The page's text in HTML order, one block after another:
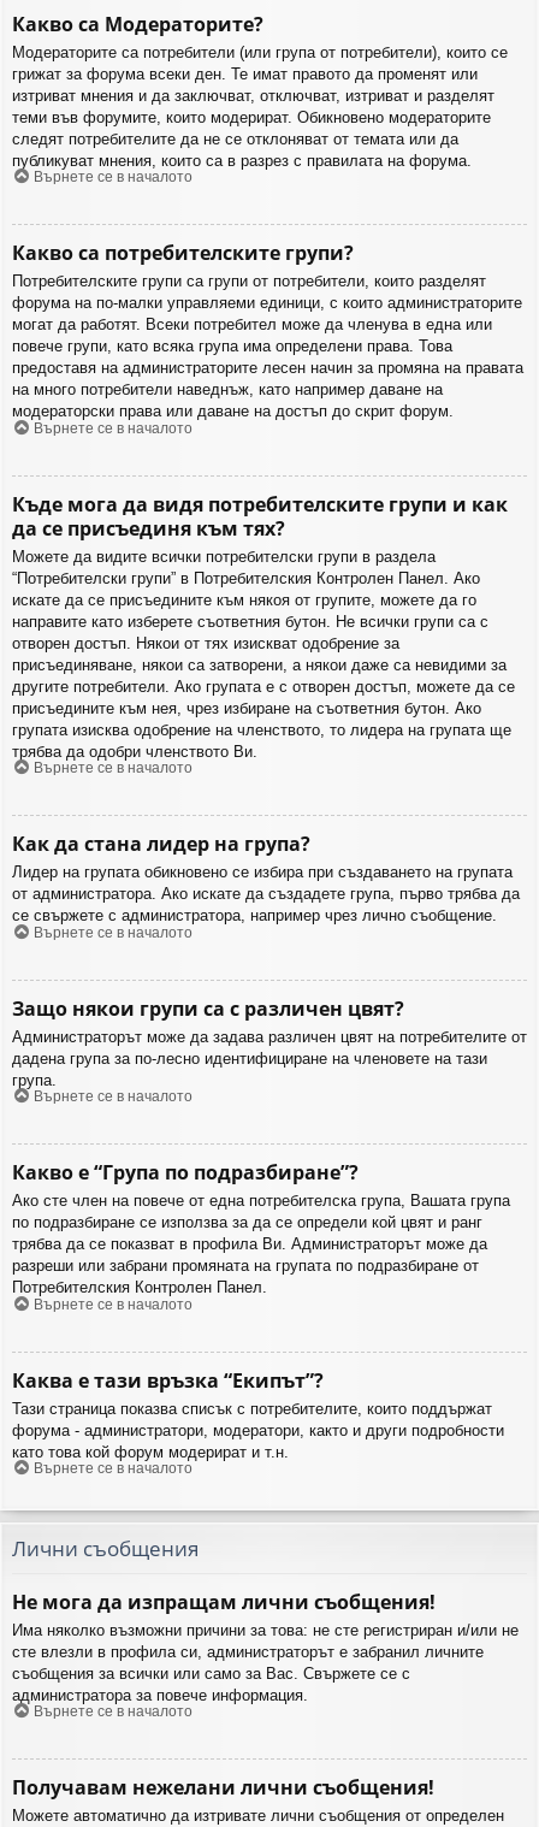
Какво са Модераторите?
Модераторите са потребители (или група от потребители), които се
грижат за форума всеки ден. Те имат правото да променят или
изтриват мнения и да заключват, отключват, изтриват и разделят
теми във форумите, които модерират. Обикновено модераторите
следят потребителите да не се отклоняват от темата или да
публикуват мнения, които са в разрез с правилата на форума.
Върнете се в началото
Какво са потребителските групи?
Потребителските групи са групи от потребители, които разделят
форума на по-малки управляеми единици, с които администраторите
могат да работят. Всеки потребител може да членува в една или
повече групи, като всяка група има определени права. Това
предоставя на администраторите лесен начин за промяна на правата
на много потребители наведнъж, като например даване на
модераторски права или даване на достъп до скрит форум.
Върнете се в началото
Къде мога да видя потребителските групи и как
да се присъединя към тях?
Можете да видите всички потребителски групи в раздела
“Потребителски групи” в Потребителския Контролен Панел. Ако
искате да се присъедините към някоя от групите, можете да го
направите като изберете съответния бутон. Не всички групи са с
отворен достъп. Някои от тях изискват одобрение за
присъединяване, някои са затворени, а някои даже са невидими за
другите потребители. Ако групата е с отворен достъп, можете да се
присъедините към нея, чрез избиране на съответния бутон. Ако
групата изисква одобрение на членството, то лидера на групата ще
трябва да одобри членството Ви.
Върнете се в началото
Как да стана лидер на група?
Лидер на групата обикновено се избира при създаването на групата
от администратора. Ако искате да създадете група, първо трябва да
се свържете с администратора, например чрез лично съобщение.
Върнете се в началото
Защо някои групи са с различен цвят?
Администраторът може да задава различен цвят на потребителите от
дадена група за по-лесно идентифициране на членовете на тази
група.
Върнете се в началото
Какво е “Група по подразбиране”?
Ако сте член на повече от една потребителска група, Вашата група
по подразбиране се използва за да се определи кой цвят и ранг
трябва да се показват в профила Ви. Администраторът може да
разреши или забрани промяната на групата по подразбиране от
Потребителския Контролен Панел.
Върнете се в началото
Каква е тази връзка “Екипът”?
Тази страница показва списък с потребителите, които поддържат
форума - администратори, модератори, както и други подробности
като това кой форум модерират и т.н.
Върнете се в началото
Лични съобщения
Не мога да изпращам лични съобщения!
Има няколко възможни причини за това: не сте регистриран и/или не
сте влезли в профила си, администраторът е забранил личните
съобщения за всички или само за Вас. Свържете се с
администратора за повече информация.
Върнете се в началото
Получавам нежелани лични съобщения!
Можете автоматично да изтривате лични съобщения от определен